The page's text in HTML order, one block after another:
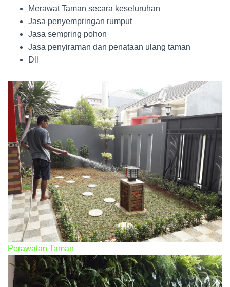
Merawat Taman secara keseluruhan
Jasa penyempringan rumput
Jasa sempring pohon
Jasa penyiraman dan penataan ulang taman
Dll
Perawatan Taman